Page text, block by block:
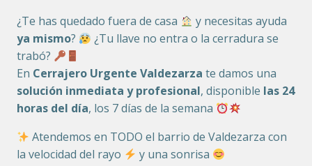
¿Te has quedado fuera de casa
y necesitas ayuda
ya mismo?
¿Tu llave no entra o la cerradura se
trabó?
En Cerrajero Urgente Valdezarza te damos una
solución inmediata y profesional, disponible las 24
horas del día, los 7 días de la semana
Atendemos en TODO el barrio de Valdezarza con
la velocidad del rayo
y una sonrisa